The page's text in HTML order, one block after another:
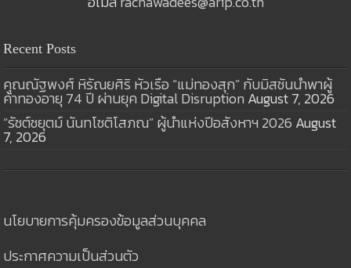
Recent Posts
คุณณัฐพงศ์ หิรัณยศิริ หัวเรือ “แม่ทองสุก” กับมิสชันนำพาผู้
ค้าทองอายุ 74 ปี ผ่านยุค Digital Disruption August 7, 2026
“รัชต์ชยุตม์ นันทโชติโสภณ” ผู้นำแห่งปีอสังหาฯ 2026 August
7, 2026
นโยบายการคุ้มครองข้อมูลส่วนบุคคล
ประกาศความเป็นส่วนตัว